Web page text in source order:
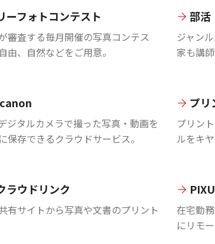
ーフォトコンテスト
審査する毎月開催の写真コンテス
由、自然などをご用意。
部活
ジャン
家も講
ジタルカメラで撮った写真・動画を
保存できるクラウドサービス。
プリ
プリン
ルをキ
ラウドリンク
有サイトから写真や文書のプリント
在宅勤
にリモ